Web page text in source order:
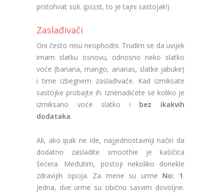
prstohvat soli. (pssst, to je tajni sastojak!)
Zaslađivači
Oni često nisu neophodni. Trudim se da uvijek
imam slatku osnovu, odnosno neko slatko
voće (banana, mango, ananas, slatke jabuke)
i time izbegnem zaslađivače. Kad izmiksate
sastojke probajte ih. Iznenadićete se koliko je
izmiksano voće slatko i bez ikakvih
dodataka.
Ali, ako ipak ne ide, najjednostavniji način da
dodatno zasladite smoothie je kašičica
šećera. Međutim, postoji nekoliko donekle
zdravijih opcija. Za mene su urme No: 1.
Jedna, dve urme su obično sasvim dovoljne.